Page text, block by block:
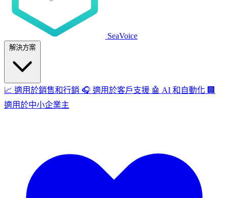
SeaVoice
解決方案
📈 適用於銷售和行銷 🎧 適用於客戶支援 🤖 AI 和自動化 🏢
適用於中小企業主